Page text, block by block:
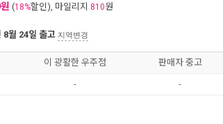
(18%할인), 마일리지 810원
8월 24일 출고 지역변경
이 광활한 우주점 판매자 중고
- -